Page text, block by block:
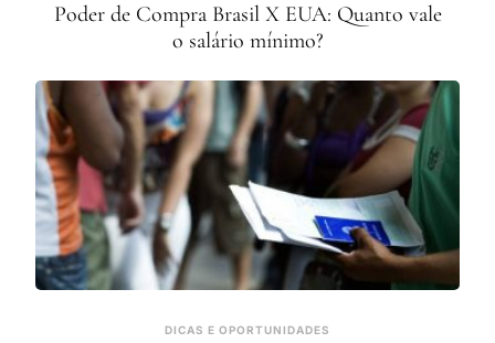
Poder de Compra Brasil X EUA: Quanto vale
o salário mínimo?
DICAS E OPORTUNIDADES